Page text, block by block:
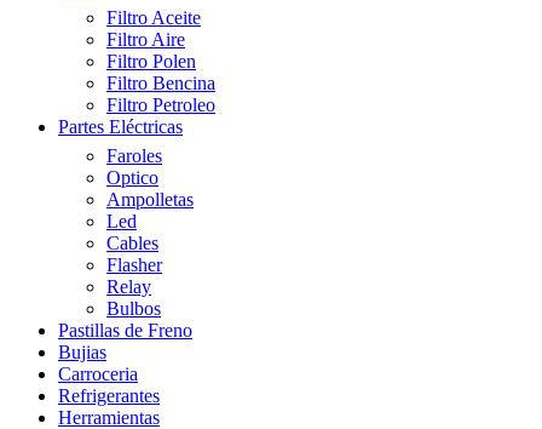
Filtro Aceite
Filtro Aire
Filtro Polen
Filtro Bencina
Filtro Petroleo
Partes Eléctricas
Faroles
Optico
Ampolletas
Led
Cables
Flasher
Relay
Bulbos
Pastillas de Freno
Bujias
Carroceria
Refrigerantes
Herramientas